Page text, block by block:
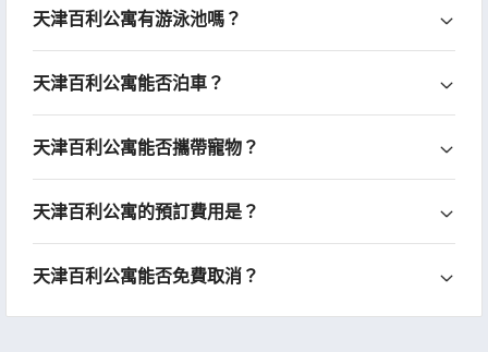
天津百利公寓有游泳池嗎？
天津百利公寓能否泊車？
天津百利公寓能否攜帶寵物？
天津百利公寓的預訂費用是？
天津百利公寓能否免費取消？